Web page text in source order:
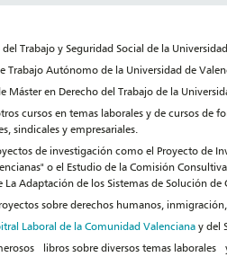
Trabajo y Seguridad Social de la
Trabajo Autónomo de la Universidad de
Máster en Derecho del Trabajo de la
cursos en temas laborales y de cursos de
sindicales y empresariales.
de investigación como el Proyecto de
o el Estudio de la Comisión
La Adaptación de los Sistemas de Solución
sobre derechos humanos,
Laboral de la Comunidad Valenciana y del
libros sobre diversos temas laborales